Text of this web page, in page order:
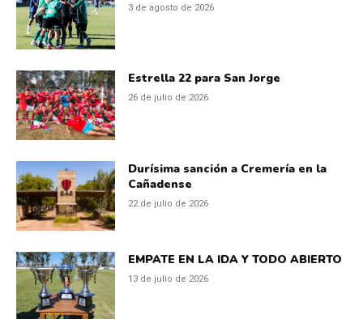
3 de agosto de 2026
Estrella 22 para San Jorge
26 de julio de 2026
Durísima sanción a Cremería en la
Cañadense
22 de julio de 2026
EMPATE EN LA IDA Y TODO ABIERTO
13 de julio de 2026